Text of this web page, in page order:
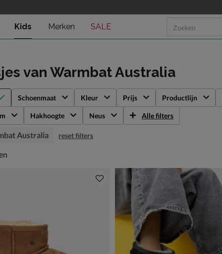
Kids Merken SALE
van Warmbat Australia
Schoenmaat Kleur Prijs Productlijn
Hakhoogte Neus Alle filters
Australia reset filters